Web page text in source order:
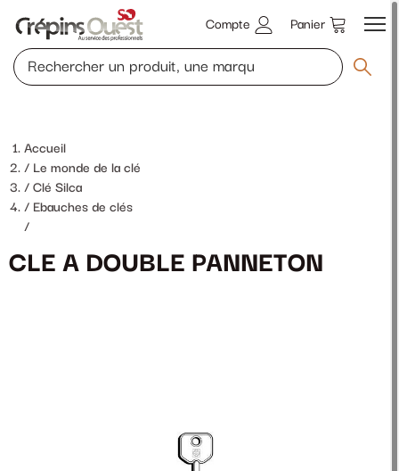
Compte Panier
Accueil
Le monde de la clé
Clé Silca
Ebauches de clés
/
CLE A DOUBLE PANNETON